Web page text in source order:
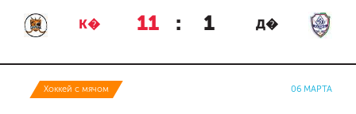
К� 11 : 1 Д�
Хоккей с мячом 06 МАРТА